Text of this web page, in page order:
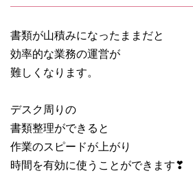
書類が山積みになったままだと
効率的な業務の運営が
難しくなります。
デスク周りの
書類整理ができると
作業のスピードが上がり
時間を有効に使うことができます❣